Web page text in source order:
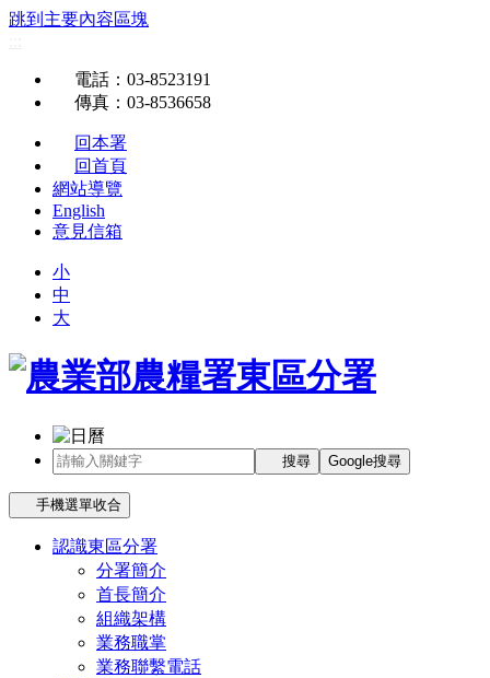
跳到主要內容區塊
電話 ：03-8523191
傳真 ：03-8536658
回本署
回首頁
網站導覽
English
意見信箱
小
中
大
搜尋 Google搜尋
手機選單收合
認識東區分署
分署簡介
首長簡介
組織架構
業務職掌
業務聯繫電話